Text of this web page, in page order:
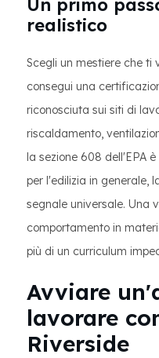
Un primo
realistico
Scegli un mestiere che ti
consegui una
riconosciuta sui siti di
riscaldamento,
la sezione 608 dell'EPA
per l'edilizia in generale,
segnale universale. Una
comportamento in
più di un curriculum
Avviare
lavorare
Riverside